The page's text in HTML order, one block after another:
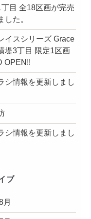
丁目 全18区画が完売
した。
イスシリーズ Grace
堤3丁目 限定1区画
OPEN!!
シ情報を更新しまし
シ情報を更新しまし
ブ
月